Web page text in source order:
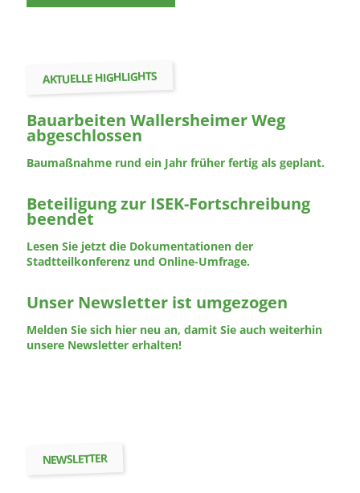
AKTUELLE HIGHLIGHTS
Bauarbeiten Wallersheimer Weg
abgeschlossen
Baumaßnahme rund ein Jahr früher fertig als geplant.
Beteiligung zur ISEK-Fortschreibung
beendet
Lesen Sie jetzt die Dokumentationen der
Stadtteilkonferenz und Online-Umfrage.
Unser Newsletter ist umgezogen
Melden Sie sich hier neu an, damit Sie auch weiterhin
unsere Newsletter erhalten!
NEWSLETTER